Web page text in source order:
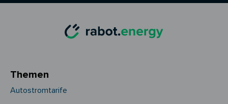
Themen
Autostromtarife